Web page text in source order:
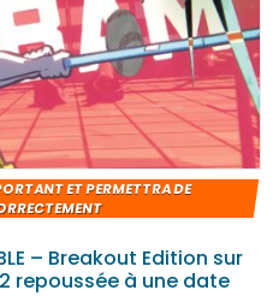
ET PERMETTRA DE
– Breakout Edition sur
repoussée à une date